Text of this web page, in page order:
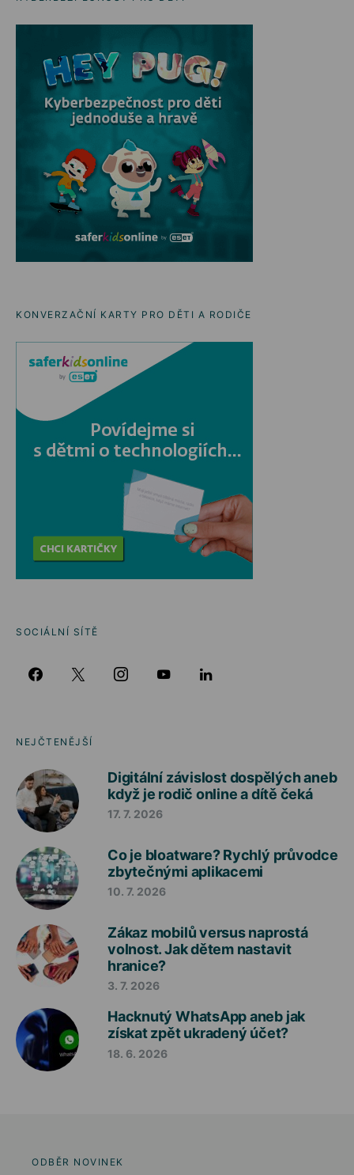
KONVERZAČNÍ KARTY PRO DĚTI A RODIČE
SOCIÁLNÍ SÍTĚ
NEJČTENĚJŠÍ
Digitální závislost dospělých aneb
když je rodič online a dítě čeká
17. 7. 2026
Co je bloatware? Rychlý průvodce
zbytečnými aplikacemi
10. 7. 2026
Zákaz mobilů versus naprostá
volnost. Jak dětem nastavit
hranice?
3. 7. 2026
Hacknutý WhatsApp aneb jak
získat zpět ukradený účet?
18. 6. 2026
ODBĚR NOVINEK